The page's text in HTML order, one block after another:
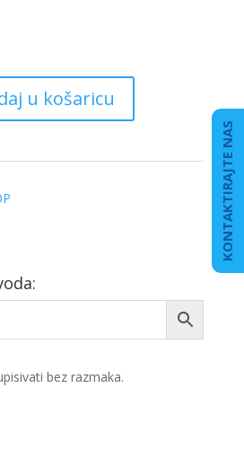
u košaricu
bez razmaka.
KONTAKTIRAJTE NAS